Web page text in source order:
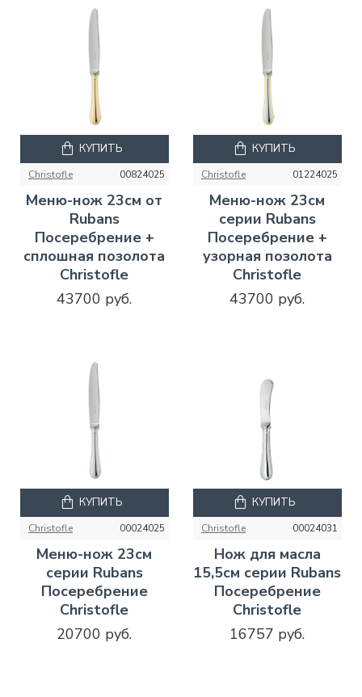
Christofle 00824025
Меню-нож 23см от
Rubans
Посеребрение +
сплошная позолота
Christofle
43700 руб.
КУПИТЬ
Christofle 01224025
Меню-нож 23см
серии Rubans
Посеребрение +
узорная позолота
Christofle
43700 руб.
КУПИТЬ
Christofle 00024025
Меню-нож 23см
серии Rubans
Посеребрение
Christofle
20700 руб.
КУПИТЬ
Christofle 00024031
Нож для масла
15,5см серии Rubans
Посеребрение
Christofle
16757 руб.
КУПИТЬ